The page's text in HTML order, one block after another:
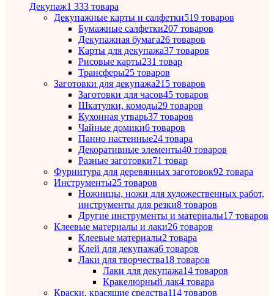
Декупаж1 333 товара
Декупажные карты и салфетки519 товаров
Бумажные салфетки207 товаров
Декупажная бумага26 товаров
Карты для декупажа37 товаров
Рисовые карты231 товар
Трансферы25 товаров
Заготовки для декупажа215 товаров
Заготовки для часов45 товаров
Шкатулки, комоды29 товаров
Кухонная утварь37 товаров
Чайные домики6 товаров
Панно настенные24 товара
Декоративные элементы40 товаров
Разные заготовки71 товар
Фурнитура для деревянных заготовок92 товара
Инструменты25 товаров
Ножницы, ножи для художественных работ,
инструменты для резки8 товаров
Другие инструменты и материалы17 товаров
Клеевые материалы и лаки26 товаров
Клеевые материалы2 товара
Клей для декупажа6 товаров
Лаки для творчества18 товаров
Лаки для декупажа14 товаров
Кракелюрный лак4 товара
Краски, красящие средства114 товаров